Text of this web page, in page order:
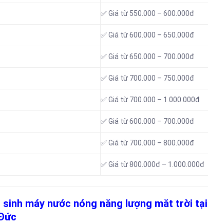
✅ Giá từ 550.000 – 600.000đ
✅ Giá từ 600.000 – 650.000đ
✅ Giá từ 650.000 – 700.000đ
✅ Giá từ 700.000 – 750.000đ
✅ Giá từ 700.000 – 1.000.000đ
✅ Giá từ 600.000 – 700.000đ
✅ Giá từ 700.000 – 800.000đ
✅ Giá từ 800.000đ – 1.000.000đ
máy nước nóng năng lượng măt trời tại